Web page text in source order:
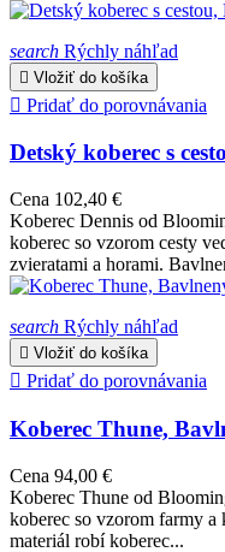
search Rýchly náhľad
 Vložiť do košíka
 Pridať do porovnávania
Detský koberec s
Cena 102,40 €
Koberec Dennis od
koberec so vzorom cesty
zvieratami a horami.
search Rýchly náhľad
 Vložiť do košíka
 Pridať do porovnávania
Koberec Thune,
Cena 94,00 €
Koberec Thune od
koberec so vzorom farmy
materiál robí koberec...